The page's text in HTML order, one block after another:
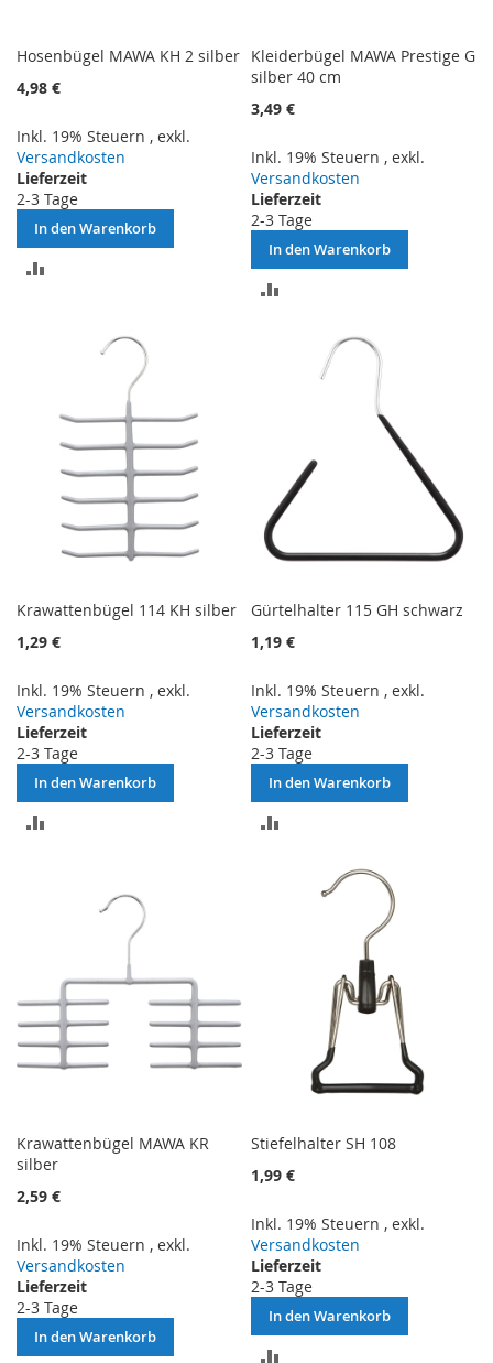
Hosenbügel MAWA KH 2 silber
4,98 €
Inkl. 19% Steuern , exkl.
Versandkosten
Lieferzeit
2-3 Tage
In den Warenkorb
HINZUFÜGEN
Kleiderbügel MAWA Prestige G
silber 40 cm
3,49 €
Inkl. 19% Steuern ,exkl.
Versandkosten
Lieferzeit
2-3 Tage
In den Warenkorb
HINZUFÜGEN
Krawattenbügel 114 KH silber
1,29 €
Inkl. 19% Steuern , exkl.
Versandkosten
Lieferzeit
2-3 Tage
In den Warenkorb
HINZUFÜGEN
Gürtelhalter 115 GH schwarz
1,19 €
Inkl. 19% Steuern ,exkl.
Versandkosten
Lieferzeit
2-3 Tage
In den Warenkorb
HINZUFÜGEN
Krawattenbügel MAWA KR
silber
2,59 €
Inkl. 19% Steuern , exkl.
Versandkosten
Lieferzeit
2-3 Tage
In den Warenkorb
Stiefelhalter SH 108
1,99 €
Inkl. 19% Steuern ,exkl.
Versandkosten
Lieferzeit
2-3 Tage
In den Warenkorb